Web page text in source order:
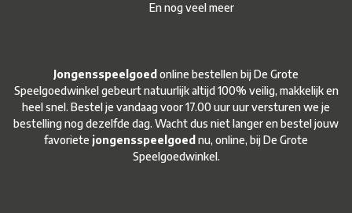
En nog veel meer
Jongensspeelgoed online bestellen bij De Grote
Speelgoedwinkel gebeurt natuurlijk altijd 100% veilig, makkelijk en
heel snel. Bestel je vandaag voor 17.00 uur uur versturen we je
bestelling nog dezelfde dag. Wacht dus niet langer en bestel jouw
favoriete jongensspeelgoed nu, online, bij De Grote
Speelgoedwinkel.